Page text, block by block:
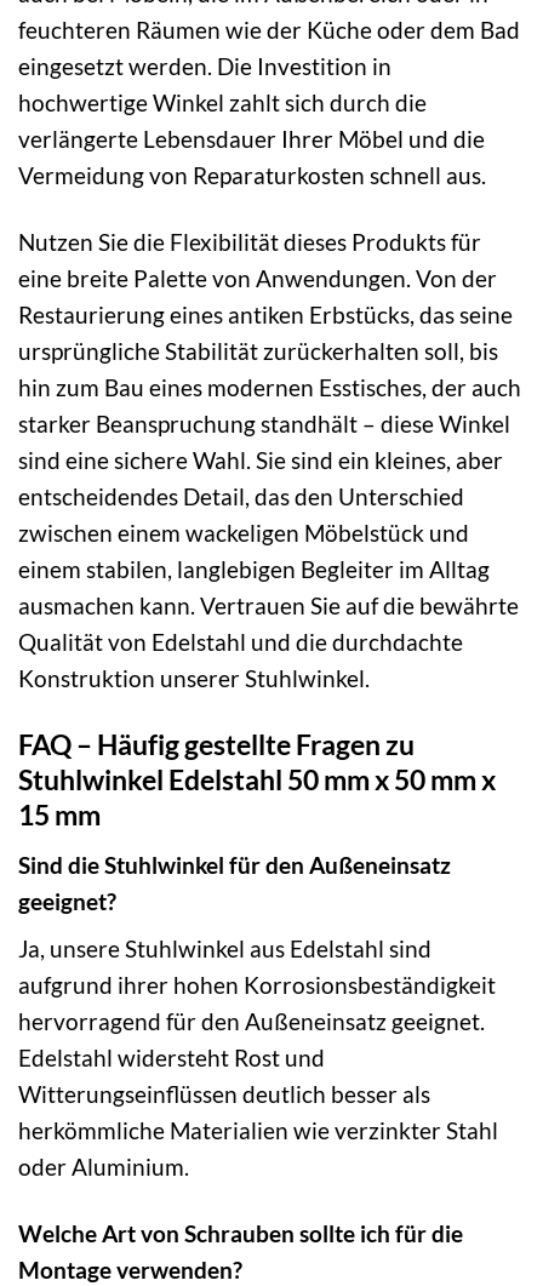
feuchteren Räumen wie der Küche oder dem Bad
eingesetzt werden. Die Investition in
hochwertige Winkel zahlt sich durch die
verlängerte Lebensdauer Ihrer Möbel und die
Vermeidung von Reparaturkosten schnell aus.
Nutzen Sie die Flexibilität dieses Produkts für
eine breite Palette von Anwendungen. Von der
Restaurierung eines antiken Erbstücks, das seine
ursprüngliche Stabilität zurückerhalten soll, bis
hin zum Bau eines modernen Esstisches, der auch
starker Beanspruchung standhält – diese Winkel
sind eine sichere Wahl. Sie sind ein kleines, aber
entscheidendes Detail, das den Unterschied
zwischen einem wackeligen Möbelstück und
einem stabilen, langlebigen Begleiter im Alltag
ausmachen kann. Vertrauen Sie auf die bewährte
Qualität von Edelstahl und die durchdachte
Konstruktion unserer Stuhlwinkel.
FAQ – Häufig gestellte Fragen zu
Stuhlwinkel Edelstahl 50 mm x 50 mm x
15 mm
Sind die Stuhlwinkel für den Außeneinsatz
geeignet?
Ja, unsere Stuhlwinkel aus Edelstahl sind
aufgrund ihrer hohen Korrosionsbeständigkeit
hervorragend für den Außeneinsatz geeignet.
Edelstahl widersteht Rost und
Witterungseinflüssen deutlich besser als
herkömmliche Materialien wie verzinkter Stahl
oder Aluminium.
Welche Art von Schrauben sollte ich für die
Montage verwenden?